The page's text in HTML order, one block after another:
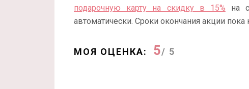
подарочную карту на скидку в 15% на
автоматически. Сроки окончания акции пока
МОЯ ОЦЕНКА: 5/ 5